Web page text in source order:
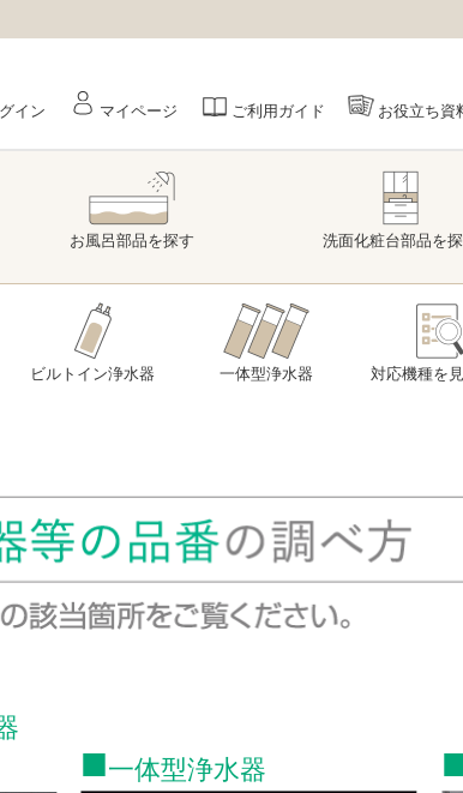
イン マイページ ご利用ガイド お役立ち資
お風呂部品を探す 洗面化粧台部品を
ビルトイン浄水器 一体型浄水器 対応機種を
■一体型浄水器